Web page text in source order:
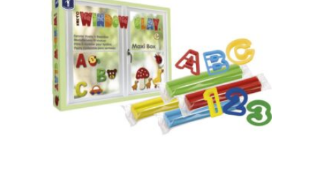
Die
Optionen
können
auf
der
Produktseite
gewählt